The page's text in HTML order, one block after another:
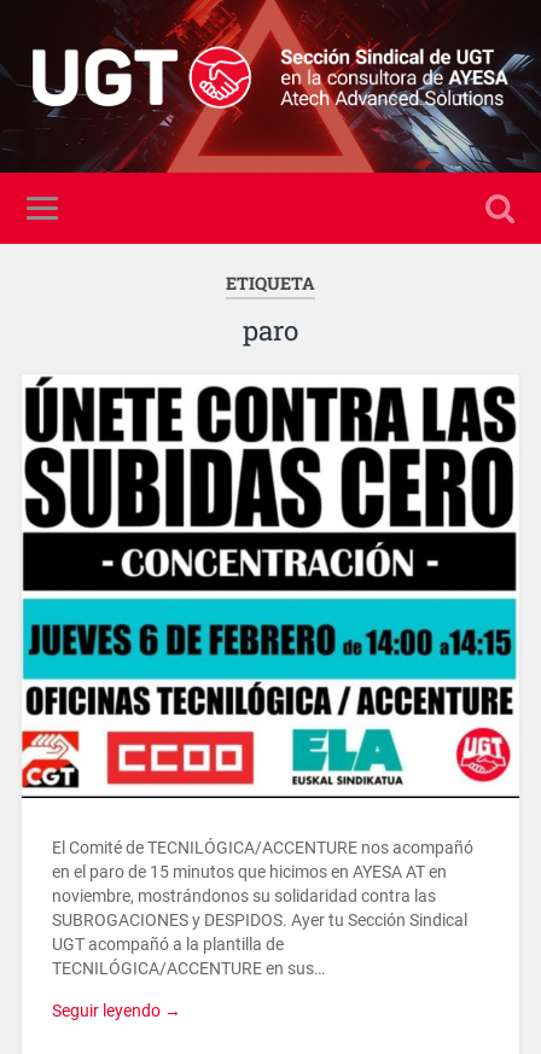
ETIQUETA
paro
El Comité de TECNILÓGICA/ACCENTURE nos acompañó
en el paro de 15 minutos que hicimos en AYESA AT en
noviembre, mostrándonos su solidaridad contra las
SUBROGACIONES y DESPIDOS. Ayer tu Sección Sindical
UGT acompañó a la plantilla de
TECNILÓGICA/ACCENTURE en sus…
Seguir leyendo →